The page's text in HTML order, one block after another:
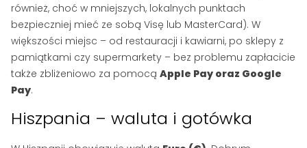
również, choć w mniejszych, lokalnych punktach
bezpieczniej mieć ze sobą Visę lub MasterCard). W
większości miejsc – od restauracji i kawiarni, po sklepy z
pamiątkami czy supermarkety – bez problemu zapłacicie
także zbliżeniowo za pomocą Apple Pay oraz Google
Pay.
Hiszpania – waluta i gotówka